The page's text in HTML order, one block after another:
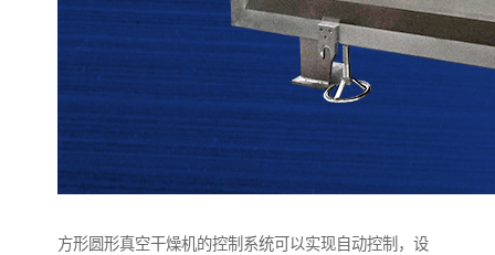
方形圆形真空干燥机的控制系统可以实现自动控制，设